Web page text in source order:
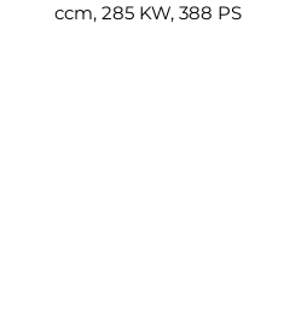
ccm, 285 KW, 388 PS